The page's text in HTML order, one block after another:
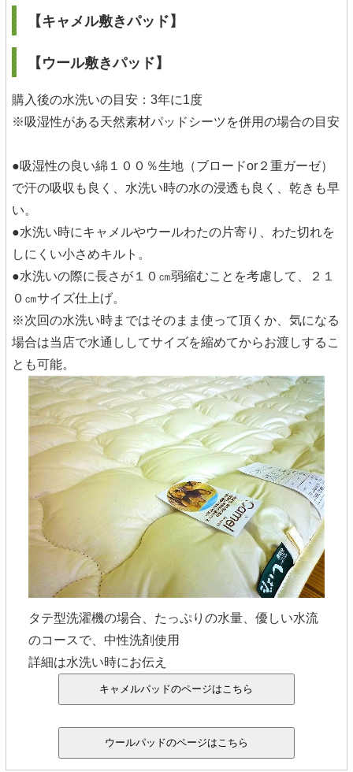
【キャメル敷きパッド】
【ウール敷きパッド】
購入後の水洗いの目安：3年に1度
※吸湿性がある天然素材パッドシーツを併用の場合の目安
●吸湿性の良い綿１００％生地（ブロードor２重ガーゼ）
で汗の吸収も良く、水洗い時の水の浸透も良く、乾きも早
い。
●水洗い時にキャメルやウールわたの片寄り、わた切れを
しにくい小さめキルト。
●水洗いの際に長さが１０㎝弱縮むことを考慮して、２１
０㎝サイズ仕上げ。
※次回の水洗い時まではそのまま使って頂くか、気になる
場合は当店で水通ししてサイズを縮めてからお渡しするこ
とも可能。
タテ型洗濯機の場合、たっぷりの水量、優しい水流
のコースで、中性洗剤使用
詳細は水洗い時にお伝え